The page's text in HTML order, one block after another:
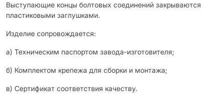
Выступающие концы болтовых соединений закрываются
пластиковыми заглушками.
Изделие сопровождается:
а) Техническим паспортом завода-изготовителя;
б) Комплектом крепежа для сборки и монтажа;
в) Сертификат соответствия качеству.